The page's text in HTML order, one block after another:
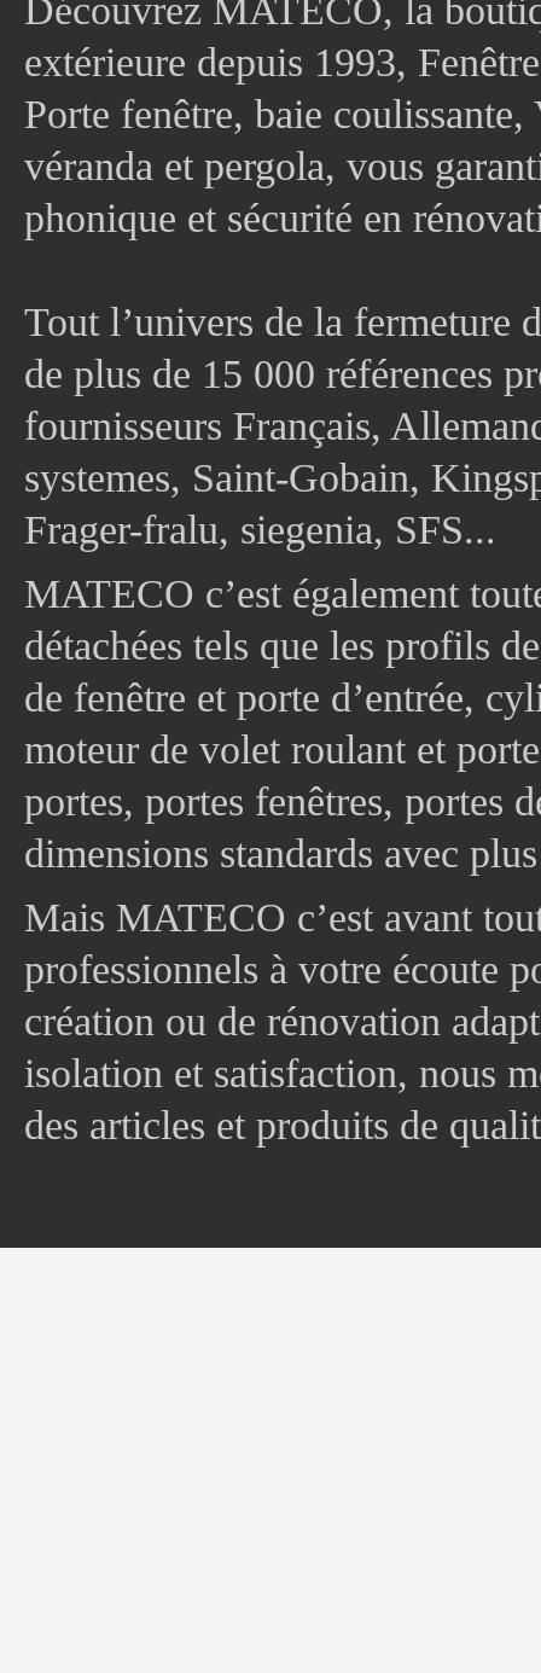
Découvrez MATECO, la
extérieure depuis 1993,
Porte fenêtre, baie
véranda et pergola, vous
phonique et sécurité en
Tout l’univers de la fermeture
de plus de 15 000 références
fournisseurs Français,
systemes, Saint-Gobain,
Frager-fralu, siegenia, SFS...
MATECO c’est également
détachées tels que les profils
de fenêtre et porte d’entrée,
moteur de volet roulant et
portes, portes fenêtres, portes
dimensions standards avec
Mais MATECO c’est avant
professionnels à votre écoute
création ou de rénovation
isolation et satisfaction, nous
des articles et produits de